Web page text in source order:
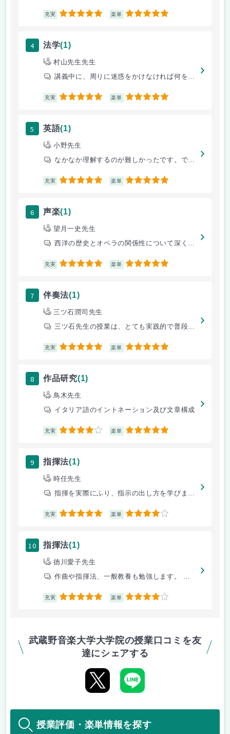
充実 5 楽単 5
4 法学(1)
村山先生先生
講義中に、周りに迷惑をかけなければ何をしてもよい。筆記体を学べる。
充実 5 楽単 5
5 英語(1)
小野先生
なかなか理解するのが難しかったです。でも、ためになりました
充実 5 楽単 5
6 声楽(1)
望月一史先生
西洋の歴史とオペラの関係性について深く追求する。
充実 5 楽単 5
7 伴奏法(1)
三ツ石潤司先生
三ツ石先生の授業は、とても実践的で普段のピアノの演奏にも繋がるような内
充実 5 楽単 5
8 作品研究(1)
鳥木先生
イタリア語のイントネーション及び文章構成
充実 4 楽単 5
9 指揮法(1)
時任先生
指揮を実際にふり、指示の出し方を学びました。
充実 5 楽単 4
10 指揮法(1)
徳川愛子先生
作曲や指揮法、一般教養も勉強します。 音大といえど、きちんと単位とら
充実 5 楽単 4
武蔵野音楽大学大学院の授業口コミを友
達にシェアする
授業評価・楽単情報を探す